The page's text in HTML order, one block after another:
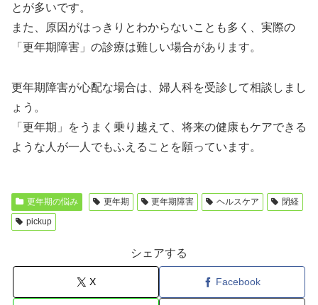
とが多いです。
また、原因がはっきりとわからないことも多く、実際の
「更年期障害」の診療は難しい場合があります。
更年期障害が心配な場合は、婦人科を受診して相談しまし
ょう。
「更年期」をうまく乗り越えて、将来の健康もケアできる
ような人が一人でもふえることを願っています。
更年期の悩み 更年期 更年期障害 ヘルスケア
閉経
pickup
シェアする
X Facebook